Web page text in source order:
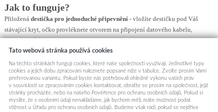
Jak to funguje?
Přiložená destička pro jednoduché připevnění- vložíte destičku pod Váš
stávající kryt, očko provléknete otvorem na připojení datového kabelu,
připnete šňůrku a je to!
Proč si vybrat šňůrku GSN-1?
Šňůrka GSN-1 je ideálním společníkem pro každého, kdo hledá kombinaci
stylu a praktičnosti. Už nikdy neztratíte svůj telefon nebo klíče, a to s elegancí,
kterou si zasloužíte!
Kód produktu 138237
Tato webová stránka používá cookies
Na těchto stránkách fungují cookies, které naše společnosti využívají. Jednotlivé typy
cookies a jejich dobu zpracování naleznete popsané níže v tabulce. Zvolte prosím Vámi
preferovanou variantu. Pokud byste nás potřebovali ohledně výkonu vašich práv
v souvislosti se zpracováním cookies kontaktovat, obraťte se prosím na společnost, jejíž
stránky procházíte, nebo na našeho Pověřence pro ochranu osobních údajů. Pokud si
myslíte, že s osobními údaji nenakládáme, jak bychom měli, máte možnost podat
stížnost u Úřadu pro ochranu osobních údajů. Budeme však rádi, pokud se nejdříve